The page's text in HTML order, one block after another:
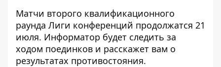
Матчи второго квалификационного
раунда Лиги конференций продолжатся 21
июля. Информатор будет следить за
ходом поединков и расскажет вам о
результатах противостояния.